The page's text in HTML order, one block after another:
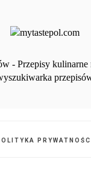
PRYWATNOŚCI